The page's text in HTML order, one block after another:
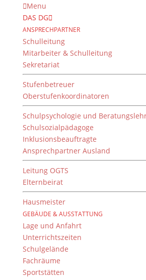
Menu
DAS DG
ANSPRECHPARTNER
Schulleitung
Mitarbeiter & Schulleitung
Sekretariat
Stufenbetreuer
Oberstufenkoordinatoren
Schulpsychologie und
Schulsozialpädagoge
Inklusionsbeauftragte
Ansprechpartner Ausland
Leitung OGTS
Elternbeirat
Hausmeister
GEBÄUDE & AUSSTATTUNG
Lage und Anfahrt
Unterrichtszeiten
Schulgelände
Fachräume
Sportstätten
Welcome to our
3. März 2020
Waren Sie schon einmal am
Gymnasium? Nein? Na, dann folgen
den Schülerinnen und Schülern
eine virtuelle englische
haben, und schauen sich um.